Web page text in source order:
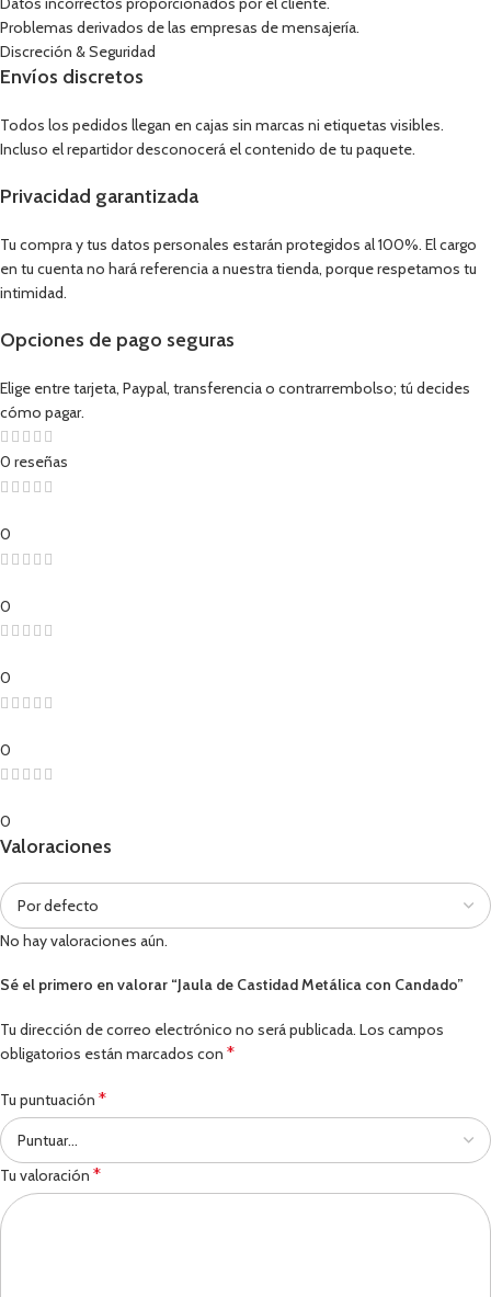
Problemas derivados de las empresas de mensajería.
Discreción & Seguridad
Envíos discretos
Todos los pedidos llegan en cajas sin marcas ni etiquetas visibles.
Incluso el repartidor desconocerá el contenido de tu paquete.
Privacidad garantizada
Tu compra y tus datos personales estarán protegidos al 100%. El cargo
en tu cuenta no hará referencia a nuestra tienda, porque respetamos tu
intimidad.
Opciones de pago seguras
Elige entre tarjeta, Paypal, transferencia o contrarrembolso; tú decides
cómo pagar.
0 reseñas
0
0
0
0
0
Valoraciones
No hay valoraciones aún.
Sé el primero en valorar “Jaula de Castidad Metálica con Candado”
Tu dirección de correo electrónico no será publicada. Los campos
obligatorios están marcados con *
Tu puntuación *
Tu valoración *